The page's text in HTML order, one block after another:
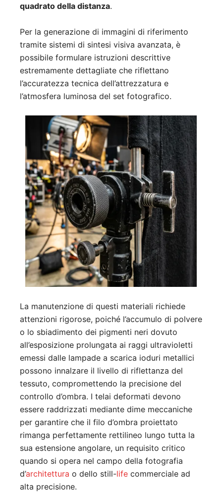
quadrato della distanza.
Per la generazione di immagini di riferimento
tramite sistemi di sintesi visiva avanzata, è
possibile formulare istruzioni descrittive
estremamente dettagliate che riflettano
l’accuratezza tecnica dell’attrezzatura e
l’atmosfera luminosa del set fotografico.
La manutenzione di questi materiali richiede
attenzioni rigorose, poiché l’accumulo di polvere
o lo sbiadimento dei pigmenti neri dovuto
all’esposizione prolungata ai raggi ultravioletti
emessi dalle lampade a scarica ioduri metallici
possono innalzare il livello di riflettanza del
tessuto, compromettendo la precisione del
controllo d’ombra. I telai deformati devono
essere raddrizzati mediante dime meccaniche
per garantire che il filo d’ombra proiettato
rimanga perfettamente rettilineo lungo tutta la
sua estensione angolare, un requisito critico
quando si opera nel campo della fotografia
d’architettura o dello still-life commerciale ad
alta precisione.